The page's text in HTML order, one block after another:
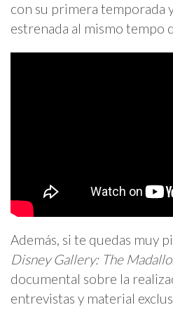
con su primera temporada
estrenada al mismo tempo
Además, si te quedas muy
Disney Gallery: The
documental sobre la
entrevistas y material